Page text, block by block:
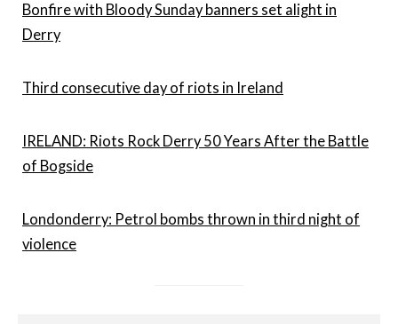
Bonfire with Bloody Sunday banners set alight in
Derry
Third consecutive day of riots in Ireland
IRELAND: Riots Rock Derry 50 Years After the Battle
of Bogside
Londonderry: Petrol bombs thrown in third night of
violence